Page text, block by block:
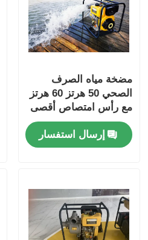
مضخة مياه الصرف
الصحي 50 هرتز 60 هرتز
مع رأس امتصاص أقصى
8 م و رأس إجمالي
اسمي 16 م مناسبة
لمصانع معالجة مياه
إرسال استفسار